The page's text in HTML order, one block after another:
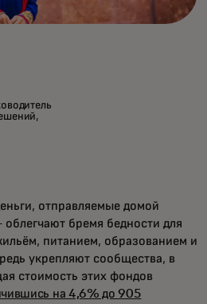
отправляемые домой
бремя бедности для
питанием, образованием и
укрепляют сообщества, в
стоимость этих фондов
на 4,6% до 905